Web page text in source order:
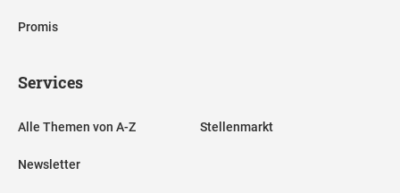
Promis
Services
Alle Themen von A-Z
Newsletter
Stellenmarkt